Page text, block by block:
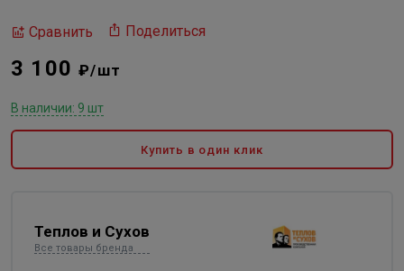
Сравнить Поделиться
3 100₽/шт
В наличии: 9 шт
Купить в один клик
Теплов и Сухов
Все товары бренда